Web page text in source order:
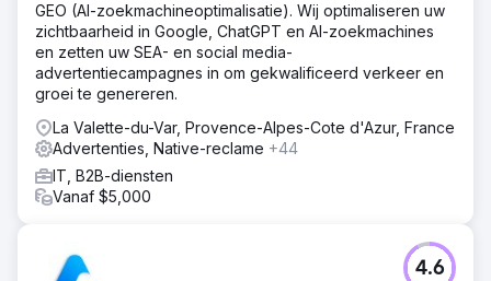
GEO (AI-zoekmachineoptimalisatie). Wij optimaliseren uw
zichtbaarheid in Google, ChatGPT en AI-zoekmachines
en zetten uw SEA- en social media-
advertentiecampagnes in om gekwalificeerd verkeer en
groei te genereren.
La Valette-du-Var, Provence-Alpes-Cote d'Azur, France
Advertenties, Native-reclame +44
IT, B2B-diensten
Vanaf $5,000
4.6